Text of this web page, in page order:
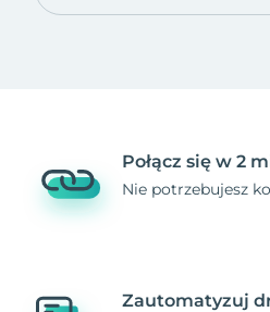
Połącz się w 2
Nie potrzebujesz
Zautomatyzuj